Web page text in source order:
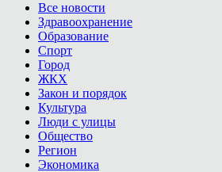
Все новости
Здравоохранение
Образование
Спорт
Город
ЖКХ
Закон и порядок
Культура
Люди с улицы
Общество
Регион
Экономика